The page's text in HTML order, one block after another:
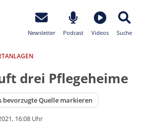
Newsletter Podcast Videos Suche
drei Pflegeheime
bevorzugte Quelle markieren
16:08 Uhr